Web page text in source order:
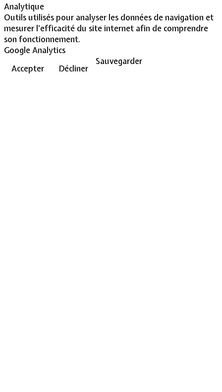
Analytique
Outils utilisés pour analyser les données de navigation et
mesurer l'efficacité du site internet afin de comprendre
son fonctionnement.
Google Analytics
Accepter
Décliner
Sauvegarder